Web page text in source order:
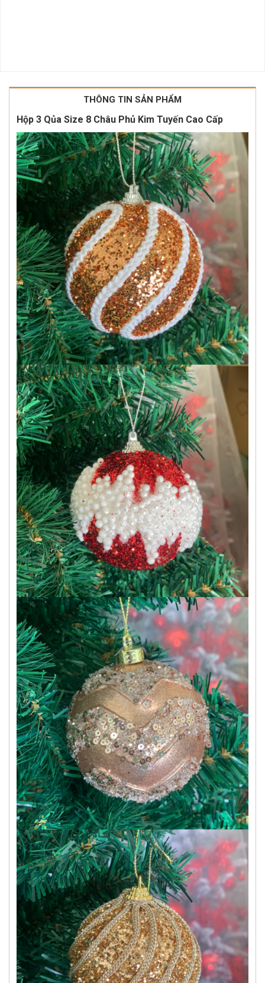
THÔNG TIN SẢN PHẨM
Hộp 3 Qủa Size 8 Châu Phủ Kim Tuyến Cao Cấp